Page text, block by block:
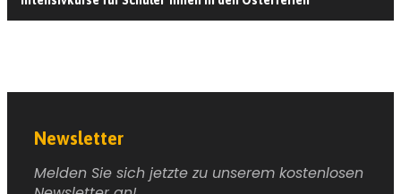
Newsletter
Melden Sie sich jetzte zu unserem kostenlosen